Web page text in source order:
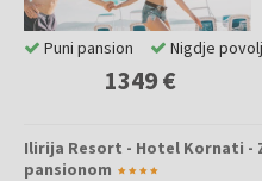
1349 €
Puni pansion Nigdje
Ilirija Resort - Hotel Kornati -
pansionom